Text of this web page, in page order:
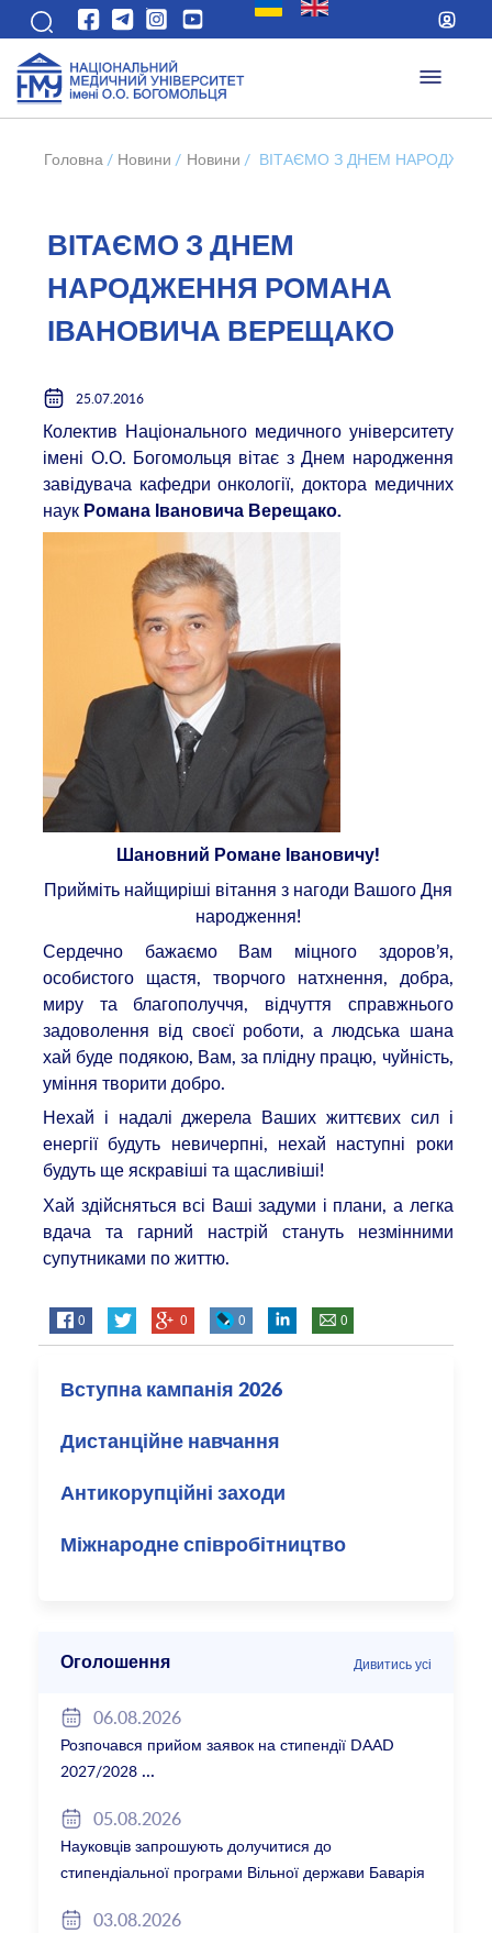
Головна / Новини / Новини / ВІТАЄМО З ДНЕМ
ВІТАЄМО З ДНЕМ
НАРОДЖЕННЯ РОМАНА
ІВАНОВИЧА ВЕРЕЩАКО
25.07.2016
Колектив Національного медичного університету
імені О.О. Богомольця вітає з Днем народження
завідувача кафедри онкології, доктора медичних
наук Романа Івановича Верещако.
Шановний Романе Івановичу!
Прийміть найщиріші вітання з нагоди Вашого Дня
народження!
Сердечно бажаємо Вам міцного здоров’я,
особистого щастя, творчого натхнення, добра,
миру та благополуччя, відчуття справжнього
задоволення від своєї роботи, а людська шана
хай буде подякою, Вам, за плідну працю, чуйність,
уміння творити добро.
Нехай і надалі джерела Ваших життєвих сил і
енергії будуть невичерпні, нехай наступні роки
будуть ще яскравіші та щасливіші!
Хай здійсняться всі Ваші задуми і плани, а легка
вдача та гарний настрій стануть незмінними
супутниками по життю.
0 0 0 0
Вступна кампанія 2026
Дистанційне навчання
Антикорупційні заходи
Міжнародне співробітництво
Оголошення Дивитись усі
06.08.2026
Розпочався прийом заявок на стипендії DAAD
2027/2028
05.08.2026
Науковців запрошують долучитися до
стипендіальної програми Вільної держави Баварія
03.08.2026